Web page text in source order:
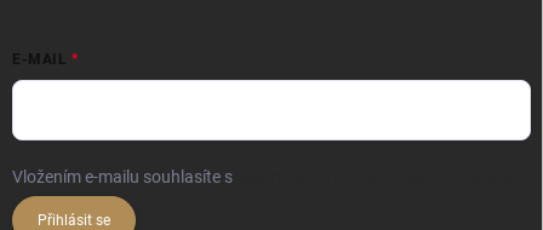
E-MAIL
Vložením e-mailu souhlasíte s
Přihlásit se